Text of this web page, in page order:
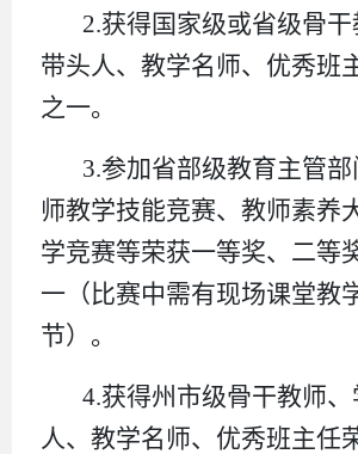
2.获得国家级或省级骨
带头人、教学名师、优秀班
之一。
3.参加省部级教育主管
师教学技能竞赛、教师素养
学竞赛等荣获一等奖、二等
一（比赛中需有现场课堂教
节）。
4.获得州市级骨干教师
人、教学名师、优秀班主任